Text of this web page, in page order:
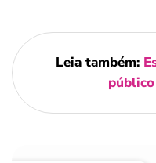
Leia também: